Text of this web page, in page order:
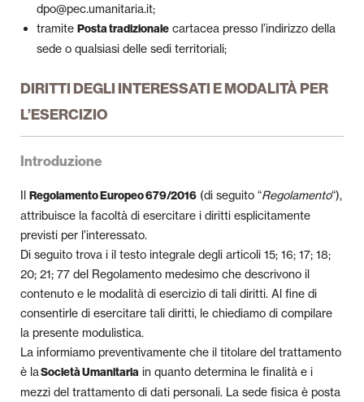
dpo@pec.umanitaria.it;
tramite Posta tradizionale cartacea presso l’indirizzo della
sede o qualsiasi delle sedi territoriali;
DIRITTI DEGLI INTERESSATI E MODALITÀ PER
L’ESERCIZIO
Introduzione
Il Regolamento Europeo 679/2016 (di seguito “Regolamento“),
attribuisce la facoltà di esercitare i diritti esplicitamente
previsti per l’interessato.
Di seguito trova i il testo integrale degli articoli 15; 16; 17; 18;
20; 21; 77 del Regolamento medesimo che descrivono il
contenuto e le modalità di esercizio di tali diritti. Al fine di
consentirle di esercitare tali diritti, le chiediamo di compilare
la presente modulistica.
La informiamo preventivamente che il titolare del trattamento
è laSocietà Umanitaria in quanto determina le finalità e i
mezzi del trattamento di dati personali. La sede fisica è posta